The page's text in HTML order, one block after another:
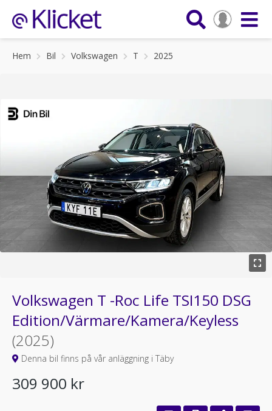
Hem Bil Volkswagen T 2025
Volkswagen T -Roc Life TSI150 DSG
Edition/Värmare/Kamera/Keyless
(2025)
Denna bil finns på vår anläggning i Täby
309 900 kr